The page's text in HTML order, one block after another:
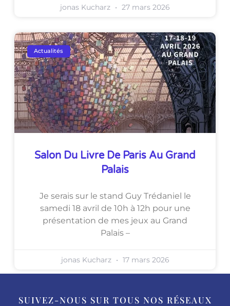
jonas Kucharz 27 mars 2026
Actualités
Salon Du Livre De Paris Au Grand
Palais
Je serais sur le stand Guy Trédaniel le
samedi 18 avril de 10h à 12h pour une
présentation de mes jeux au Grand
Palais –
jonas Kucharz 17 mars 2026
SUIVEZ-NOUS SUR TOUS NOS RÉSEAUX